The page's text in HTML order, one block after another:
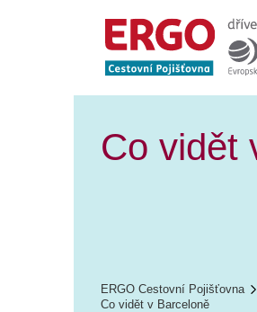
Co vidět
ERGO Cestovní Pojišťovna
Co vidět v Barceloně